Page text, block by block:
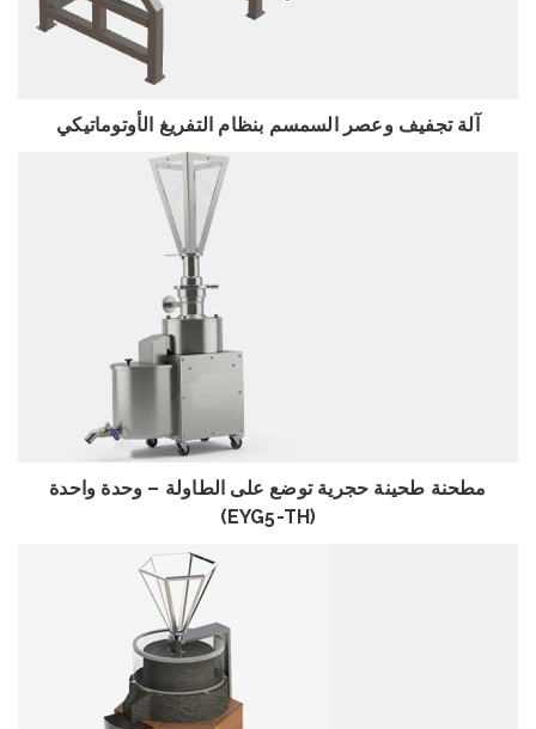
آلة تجفيف وعصر السمسم بنظام التفريغ الأوتوماتيكي
مطحنة طحينة حجرية توضع على الطاولة – وحدة واحدة
(EYG5-TH)